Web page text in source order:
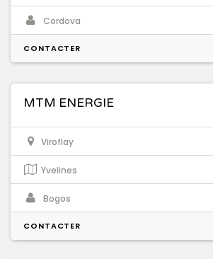
Cordova
CONTACTER
MTM ENERGIE
Viroflay
Yvelines
Bogos
CONTACTER